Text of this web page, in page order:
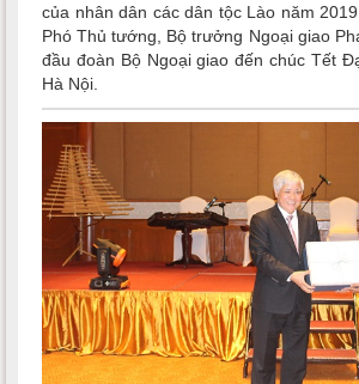
của nhân dân các dân tộc Lào năm
Phó Thủ tướng, Bộ trưởng Ngoại giao
đầu đoàn Bộ Ngoại giao đến chúc Tết
Hà Nội.